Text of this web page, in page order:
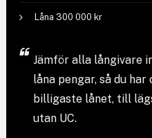
Låna 300 000 kr
Jämför alla långivare
låna pengar, så du
billigaste lånet, till
utan UC.